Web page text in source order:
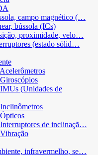
campo magnético (…
bússola (ICs)
proximidade, velo…
(estado sólid…
(Unidades de
de inclinaçã…
infravermelho, se…